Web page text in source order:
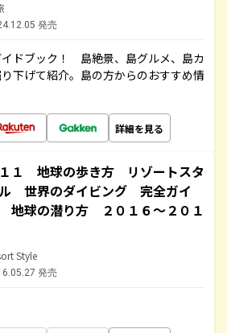
発売
ドブック！ 島絶景、島グルメ、島カ
下げて紹介。島の方からのおすすめ情
詳細を見る
１ 地球の歩き方 リゾートスタ
世界のダイビング 完全ガイ
地球の潜り方 ２０１６～２０１
Style
発売